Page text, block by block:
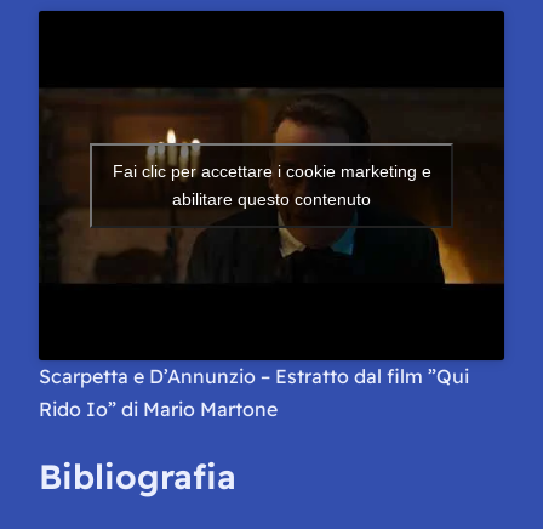
Fai clic per accettare i cookie marketing e
abilitare questo contenuto
Scarpetta e D’Annunzio – Estratto dal film ”Qui
Rido Io” di Mario Martone
Bibliografia